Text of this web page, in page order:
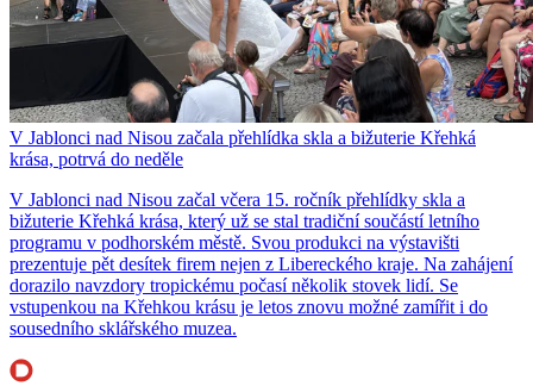
V Jablonci nad Nisou začala přehlídka skla a bižuterie Křehká
krása, potrvá do neděle
V Jablonci nad Nisou začal včera 15. ročník přehlídky skla a
bižuterie Křehká krása, který už se stal tradiční součástí letního
programu v podhorském městě. Svou produkci na výstavišti
prezentuje pět desítek firem nejen z Libereckého kraje. Na zahájení
dorazilo navzdory tropickému počasí několik stovek lidí. Se
vstupenkou na Křehkou krásu je letos znovu možné zamířit i do
sousedního sklářského muzea.